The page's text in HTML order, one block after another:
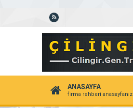
ANASAYFA
firma rehberi anasayfanız